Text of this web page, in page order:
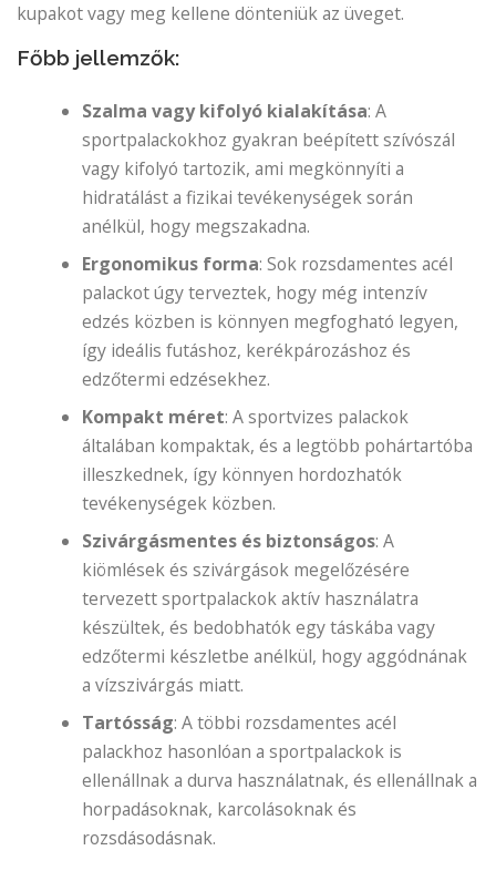
kupakot vagy meg kellene dönteniük az üveget.
Főbb jellemzők:
Szalma vagy kifolyó kialakítása: A
sportpalackokhoz gyakran beépített szívószál
vagy kifolyó tartozik, ami megkönnyíti a
hidratálást a fizikai tevékenységek során
anélkül, hogy megszakadna.
Ergonomikus forma: Sok rozsdamentes acél
palackot úgy terveztek, hogy még intenzív
edzés közben is könnyen megfogható legyen,
így ideális futáshoz, kerékpározáshoz és
edzőtermi edzésekhez.
Kompakt méret: A sportvizes palackok
általában kompaktak, és a legtöbb pohártartóba
illeszkednek, így könnyen hordozhatók
tevékenységek közben.
Szivárgásmentes és biztonságos: A
kiömlések és szivárgások megelőzésére
tervezett sportpalackok aktív használatra
készültek, és bedobhatók egy táskába vagy
edzőtermi készletbe anélkül, hogy aggódnának
a vízszivárgás miatt.
Tartósság: A többi rozsdamentes acél
palackhoz hasonlóan a sportpalackok is
ellenállnak a durva használatnak, és ellenállnak a
horpadásoknak, karcolásoknak és
rozsdásodásnak.